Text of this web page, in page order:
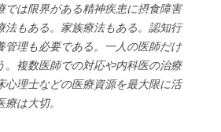
では限界がある精神疾患に摂食障害
法もある。家族療法もある。認知行
管理も必要である。一人の医師だけ
。複数医師での対応や内科医の治療
心理士などの医療資源を最大限に活
は大切。